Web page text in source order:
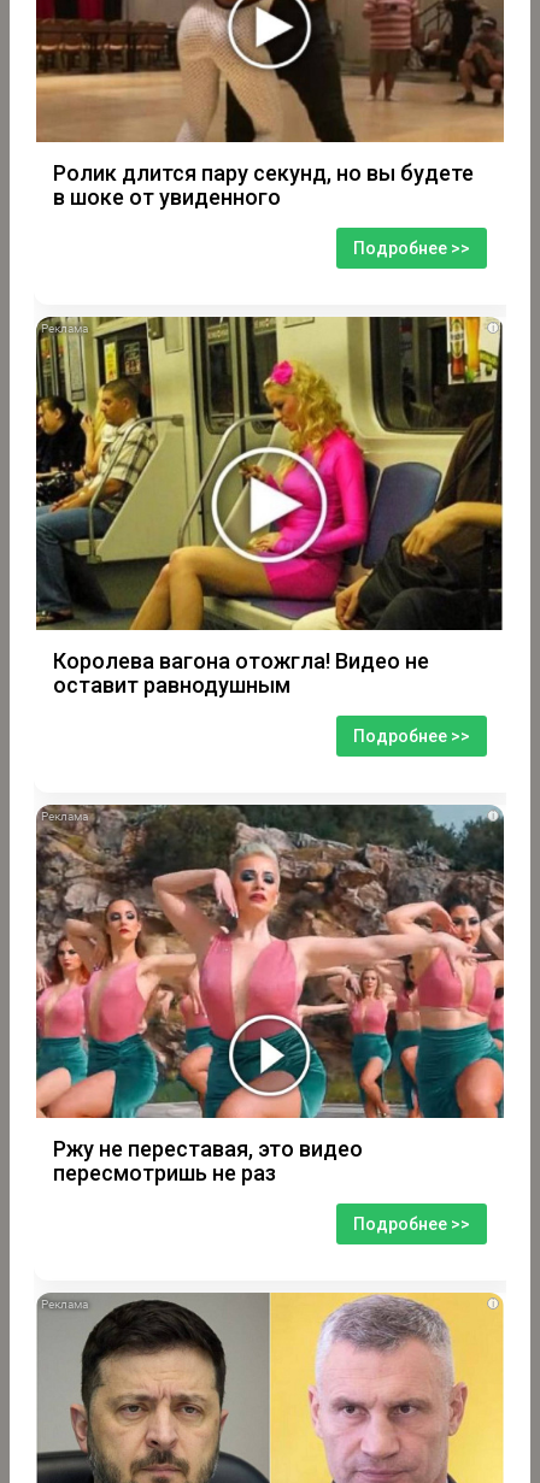
Ролик длится пару секунд, но вы будете
в шоке от увиденного
Подробнее >>
i
Королева вагона отожгла! Видео не
оставит равнодушным
Подробнее >>
i
Ржу не переставая, это видео
пересмотришь не раз
Подробнее >>
i